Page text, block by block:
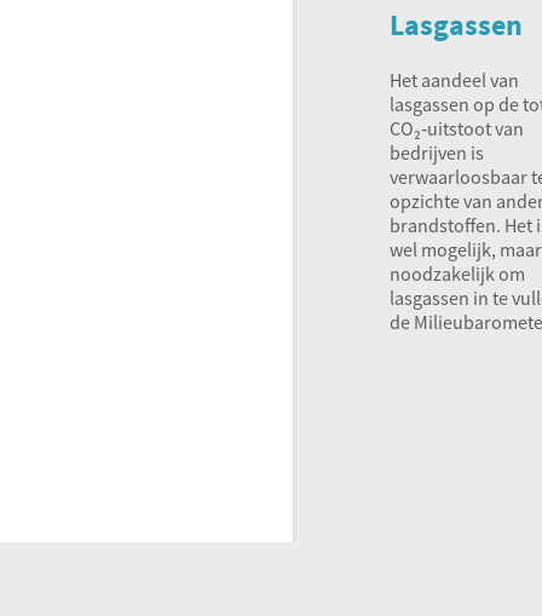
Lasgassen
Het aandeel van
lasgassen op de
CO₂‑uitstoot van
bedrijven is
verwaarloosbaar
opzichte van
brandstoffen. Het
wel mogelijk,
noodzakelijk om
lasgassen in te
de